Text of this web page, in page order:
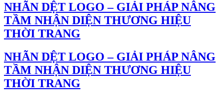
NHÃN DỆT LOGO – GIẢI PHÁP NÂNG
TẦM NHẬN DIỆN THƯƠNG HIỆU
THỜI TRANG
NHÃN DỆT LOGO – GIẢI PHÁP NÂNG
TẦM NHẬN DIỆN THƯƠNG HIỆU
THỜI TRANG